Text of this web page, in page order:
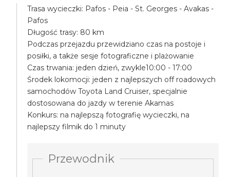
Trasa wycieczki: Pafos - Peia - St. Georges - Avakas -
Pafos
Długość trasy: 80 km
Podczas przejazdu przewidziano czas na postoje i
posiłki, a także sesje fotograficzne i plażowanie
Czas trwania: jeden dzień, zwykle10:00 - 17:00
Środek lokomocji: jeden z najlepszych off roadowych
samochodów Toyota Land Cruiser, specjalnie
dostosowana do jazdy w terenie Akamas
Konkurs: na najlepszą fotografię wycieczki, na
najlepszy filmik do 1 minuty
Przewodnik